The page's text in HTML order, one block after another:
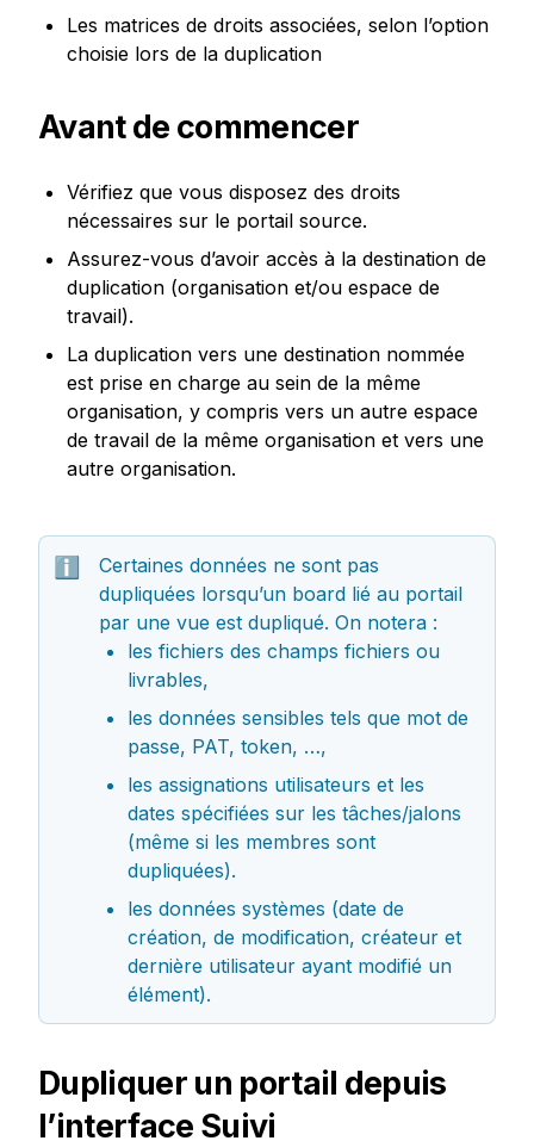
Les matrices de droits associées, selon l’option
choisie lors de la duplication
Avant de commencer
Vérifiez que vous disposez des droits
nécessaires sur le portail source.
Assurez-vous d’avoir accès à la destination de
duplication (organisation et/ou espace de
travail).
La duplication vers une destination nommée
est prise en charge au sein de la même
organisation, y compris vers un autre espace
de travail de la même organisation et vers une
autre organisation.
ℹ️
Certaines données ne sont pas
dupliquées lorsqu’un board lié au portail
par une vue est dupliqué. On notera :
les fichiers des champs fichiers ou
livrables,
les données sensibles tels que mot de
passe, PAT, token, …,
les assignations utilisateurs et les
dates spécifiées sur les tâches/jalons
(même si les membres sont
dupliquées).
les données systèmes (date de
création, de modification, créateur et
dernière utilisateur ayant modifié un
élément).
Dupliquer un portail depuis
l’interface Suivi